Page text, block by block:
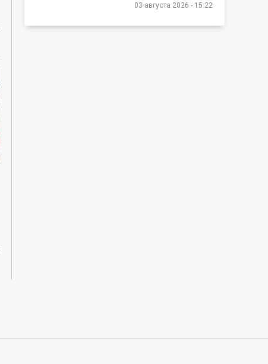
03 августа 2026 - 15:22